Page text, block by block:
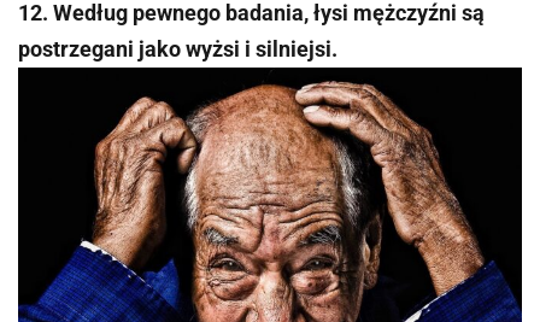
12. Według pewnego badania, łysi mężczyźni są
postrzegani jako wyżsi i silniejsi.